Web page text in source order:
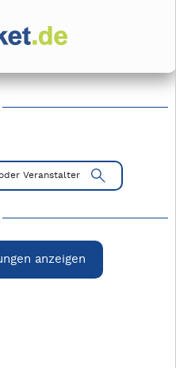
wechseln. Mit Pfeiltasten
Veranstalter
anzeigen